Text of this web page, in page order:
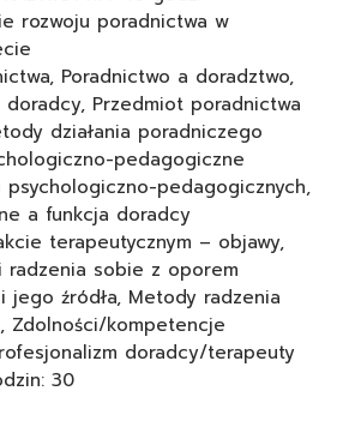
rozwoju poradnictwa w
Poradnictwo a doradztwo,
doradcy, Przedmiot poradnictwa
działania poradniczego
pedagogiczne
psychologiczno-pedagogicznych,
a funkcja doradcy
terapeutycznym – objawy,
radzenia sobie z oporem
jego źródła, Metody radzenia
Zdolności/kompetencje
doradcy/terapeuty
30